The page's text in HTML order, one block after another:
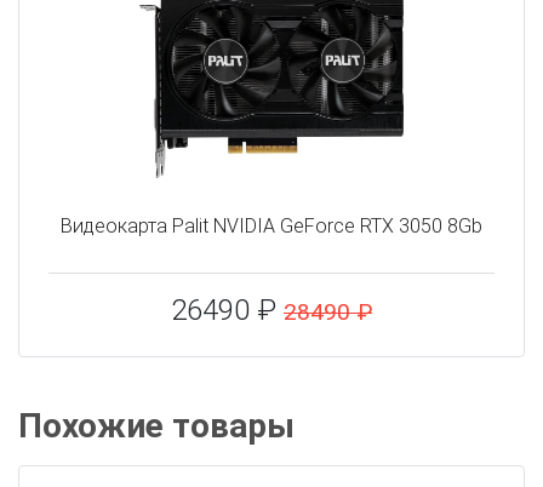
Видеокарта Palit NVIDIA GeForce RTX 3050 8Gb
26490 ₽ 28490 ₽
Похожие товары